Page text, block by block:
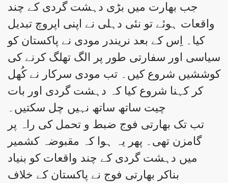
جب بھارت میں بڑی دہشت گردی کے چند
واقعات ہوئے تو نئی دہلی نے اپنی اپروچ تبدیل
کیا۔ اِس کے بعد نریندر مودی نے پاکستان کو
سیاسی اور سفارتی طور پر الگ تھلگ کرنے کی
کوششیں شروع کیں۔ تب مودی سرکار نے کُھل
کر کہنا شروع کیا کہ دہشت گردی اور بات
چیت ساتھ ساتھ نہیں چل سکتیں۔
تب تک بھارتی فوج ضبط و تحمل کی راہ پر
گامزن تھی۔ پھر یہ ہوا کہ مقبوضہ کشمیر
میں دہشت گردی کے چند واقعات کو بنیاد
بناکر بھارتی فوج نے پاکستان کے خلاف